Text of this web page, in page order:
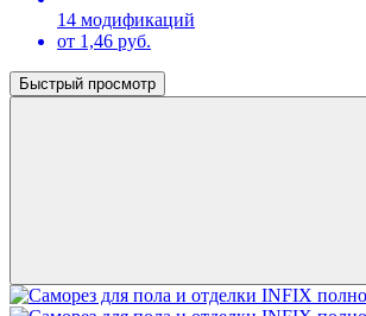
14 модификаций
от 1,46 руб.
Быстрый просмотр